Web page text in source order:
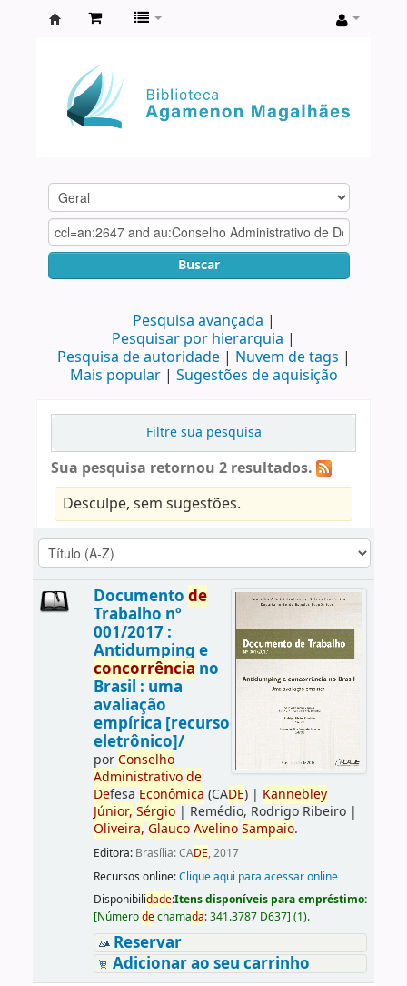
Agamenon
Magalhães
Buscar
Pesquisa avançada
Pesquisar por hierarquia
Pesquisa de autoridade
Nuvem de tags
Mais popular
Sugestões de aquisição
Filtre sua pesquisa
Sua pesquisa retornou 2 resultados.
Desculpe, sem sugestões.
Documento de
Trabalho nº
001/2017 :
Antidumping e
concorrência no
Brasil : uma
avaliação
empírica [recurso
eletrônico]/
porConselho
Administrativo de
Defesa Econômica (CADE)| Kannebley
Júnior, Sérgio| Remédio, Rodrigo Ribeiro|
Oliveira, Glauco Avelino Sampaio.
Editora: Brasília: CADE, 2017
Recursos online:Clique aqui para acessar online
Disponibilidade:Itens disponíveis para empréstimo:
[Númerodechamada:341.3787 D637] (1).
Reservar
Adicionar ao seu carrinho